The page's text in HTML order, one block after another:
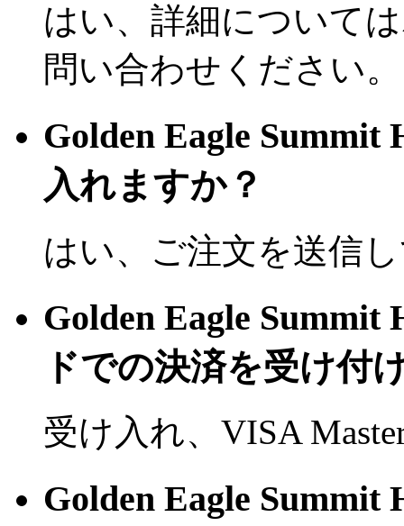
はい、詳細について
問い合わせください。
Golden Eagle
入れますか？
はい、ご注文を送信
Golden Eagle
ドでの決済を受け付
受け入れ、VISA
Golden Eagle